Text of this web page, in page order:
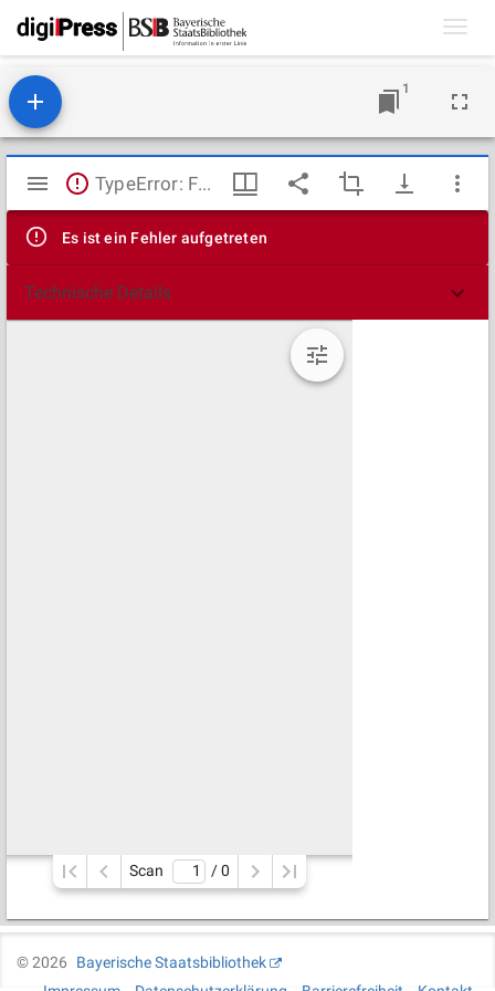
1
Mirador
Viewer
TypeError: Failed to fetch
Es ist ein Fehler aufgetreten
Technische Details
Scan / 0
©2026
Bayerische Staatsbibliothek